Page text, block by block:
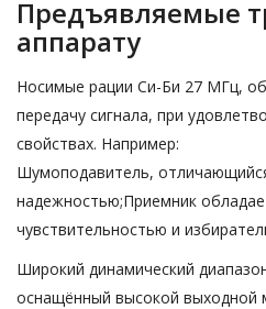
Предъявляемые
аппарату
Носимые рации Си-Би 27 МГц,
передачу сигнала, при
свойствах. Например:
Шумоподавитель,
надежностью;Приемник
чувствительностью и
Широкий динамический
оснащённый высокой выходной